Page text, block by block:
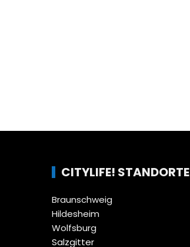
CITYLIFE! STANDORTE
Braunschweig
Hildesheim
Wolfsburg
Salzgitter